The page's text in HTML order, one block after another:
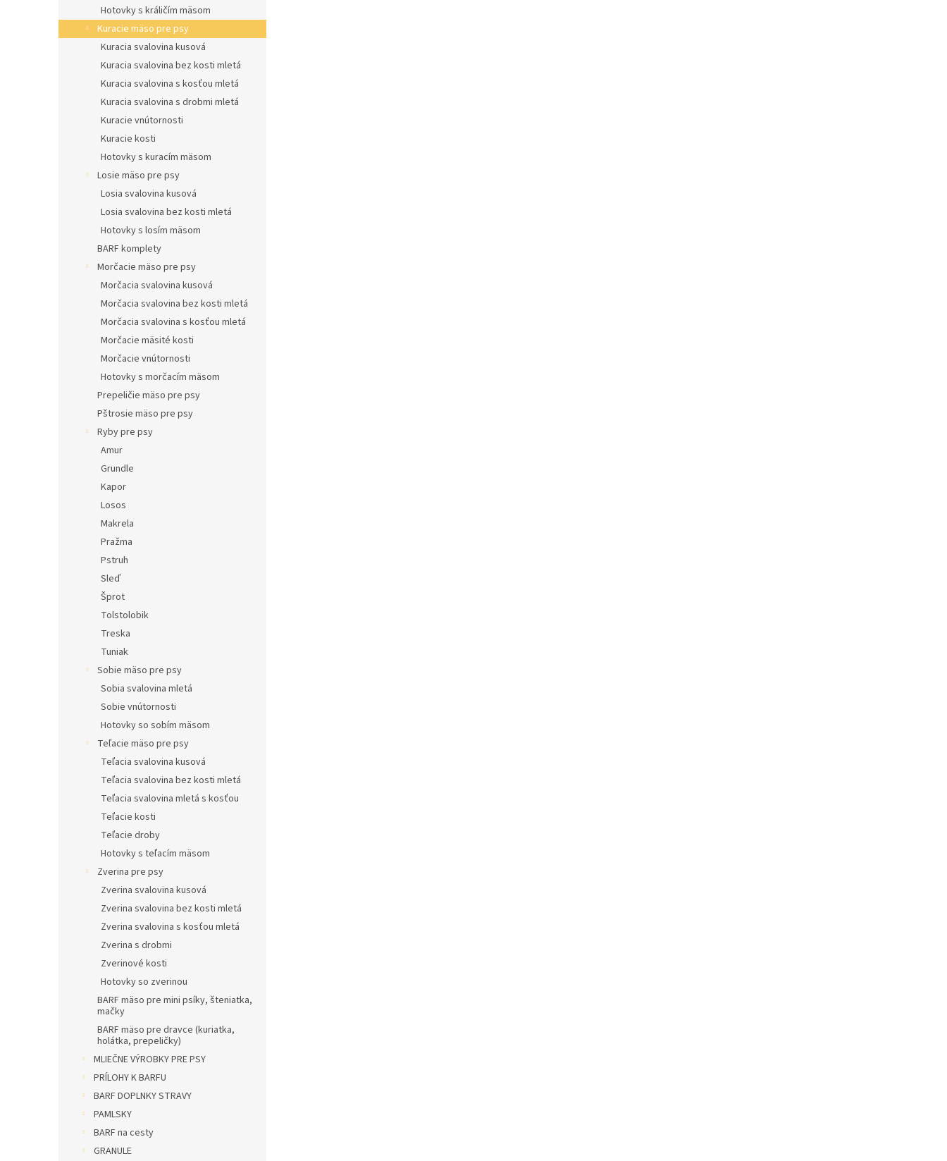
Hotovky s králičím mäsom
Kuracie mäso pre psy
Kuracia svalovina kusová
Kuracia svalovina bez kosti mletá
Kuracia svalovina s kosťou mletá
Kuracia svalovina s drobmi mletá
Kuracie vnútornosti
Kuracie kosti
Hotovky s kuracím mäsom
Losie mäso pre psy
Losia svalovina kusová
Losia svalovina bez kosti mletá
Hotovky s losím mäsom
BARF komplety
Morčacie mäso pre psy
Morčacia svalovina kusová
Morčacia svalovina bez kosti mletá
Morčacia svalovina s kosťou mletá
Morčacie mäsité kosti
Morčacie vnútornosti
Hotovky s morčacím mäsom
Prepeličie mäso pre psy
Pštrosie mäso pre psy
Ryby pre psy
Amur
Grundle
Kapor
Losos
Makrela
Pražma
Pstruh
Sleď
Šprot
Tolstolobik
Treska
Tuniak
Sobie mäso pre psy
Sobia svalovina mletá
Sobie vnútornosti
Hotovky so sobím mäsom
Teľacie mäso pre psy
Teľacia svalovina kusová
Teľacia svalovina bez kosti mletá
Teľacia svalovina mletá s kosťou
Teľacie kosti
Teľacie droby
Hotovky s teľacím mäsom
Zverina pre psy
Zverina svalovina kusová
Zverina svalovina bez kosti mletá
Zverina svalovina s kosťou mletá
Zverina s drobmi
Zverinové kosti
Hotovky so zverinou
BARF mäso pre mini psíky, šteniatka,
mačky
BARF mäso pre dravce (kuriatka,
holátka, prepeličky)
MLIEČNE VÝROBKY PRE PSY
PRÍLOHY K BARFU
BARF DOPLNKY STRAVY
PAMLSKY
BARF na cesty
GRANULE